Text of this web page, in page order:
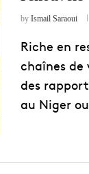
by Ismail Saraoui
Riche en
chaînes de
des
au Niger